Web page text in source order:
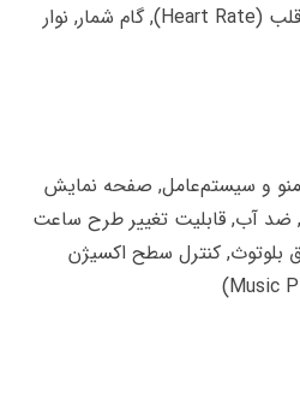
دمای بدن, شمارنده ضربان قلب (Heart Rate), گام شمار, نوار
منو و سیستم‌عامل, صفحه نمایش
آب, قابلیت تغییر طرح ساعت
بلوتوث, کنترل سطح اکسیژن